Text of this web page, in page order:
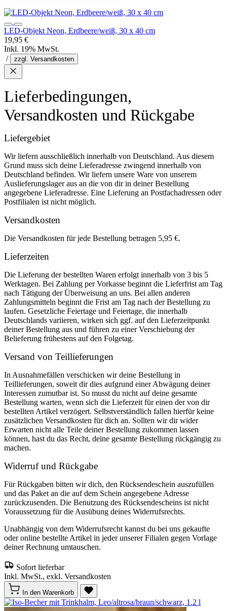
LED-Objekt Neon, Erdbeere/weiß, 30 x 40 cm
19,95 €
Inkl. 19% MwSt.
/
zzgl. Versandkosten
Lieferbedingungen,
Versandkosten und Rückgabe
Liefergebiet
Wir liefern ausschließlich innerhalb von Deutschland. Aus diesem
Grund muss sich deine Lieferadresse zwingend innerhalb von
Deutschland befinden. Wir liefern unsere Ware von unserem
Auslieferungslager aus an die von dir in deiner Bestellung
angegebene Lieferadresse. Eine Lieferung an Postfachadressen oder
Postfilialen ist nicht möglich.
Versandkosten
Die Versandkosten für jede Bestellung betragen 5,95 €.
Lieferzeiten
Die Lieferung der bestellten Waren erfolgt innerhalb von 3 bis 5
Werktagen. Bei Zahlung per Vorkasse beginnt die Lieferfrist am Tag
nach Tätigung der Überweisung an uns. Bei allen anderen
Zahlungsmitteln beginnt die Frist am Tag nach der Bestellung zu
laufen. Gesetzliche Feiertage und Feiertage, die innerhalb
Deutschlands variieren, wirken sich ggf. auf den Lieferzeitpunkt
deiner Bestellung aus und führen zu einer Verschiebung der
Belieferung frühestens auf den Folgetag.
Versand von Teillieferungen
In Ausnahmefällen verschicken wir deine Bestellung in
Teillieferungen, soweit dir dies aufgrund einer Abwägung deiner
Interessen zumutbar ist. So musst du nicht auf deine gesamte
Bestellung warten, wenn sich die Lieferzeit für einen der von dir
bestellten Artikel verzögert. Selbstverständlich fallen hierfür keine
zusätzlichen Versandkosten für dich an. Sollten wir dir wider
Erwarten nicht alle Teile deiner Bestellung zukommen lassen
können, hast du das Recht, deine gesamte Bestellung rückgängig zu
machen.
Widerruf und Rückgabe
Für Rückgaben bitten wir dich, den Rücksendeschein auszufüllen
und das Paket an die auf dem Schein angegebene Adresse
zurückzusenden. Die Benutzung des Rücksendescheins ist nicht
Voraussetzung für die Ausübung deines Widerrufsrechts.
Unabhängig von dem Widerrufsrecht kannst du bei uns gekaufte
oder online bestellte Artikel in jeder unserer Filialen gegen Vorlage
deiner Rechnung umtauschen.
Sofort lieferbar
Inkl. MwSt., exkl. Versandkosten
In den Warenkorb